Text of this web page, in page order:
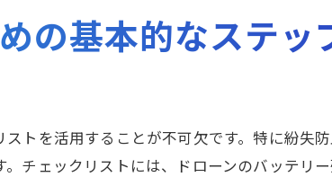
態に備えた手動操作の準備
術がドローン紛失防止に果たす役割
ラッカーの選び方と設置方法
の基本的なステッ
トを活用することが不可欠です。特に紛失
チェックリストには、ドローンのバッテリ